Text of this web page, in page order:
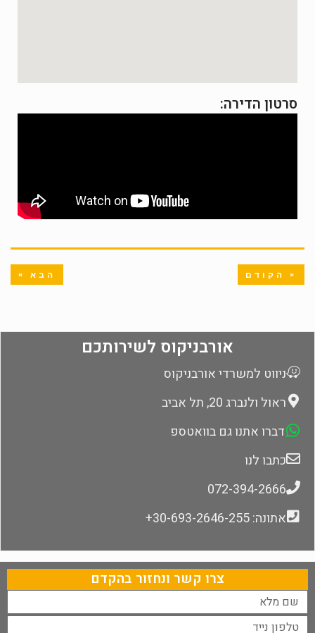
סרטון הדירה:
« הקודם הבא »
אורבניקוס לשירותכם
ניווט למשרדי אורבניקוס
ראול ולנברג 20, תל אביב
דברו אתנו גם בוואטספ
כתבו לנו
072-394-2666
אתונה: 30-693-2646-255+
צרו קשר ונחזור בהקדם